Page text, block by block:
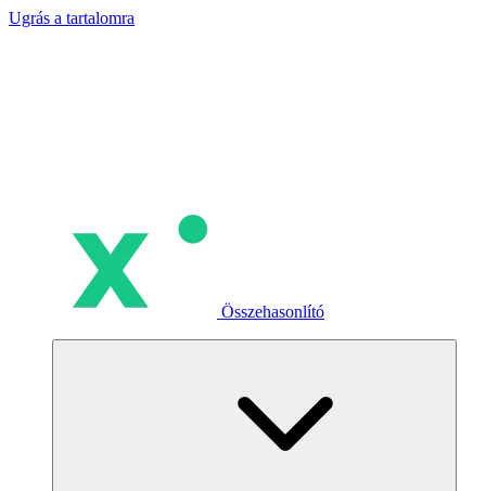
Ugrás a tartalomra
Összehasonlító